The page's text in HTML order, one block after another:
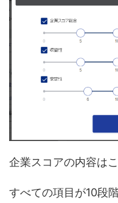
企業スコアの内容は
すべての項目が10段